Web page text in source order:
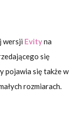
wersji Evityna
się
pojawia się także w
rozmiarach.